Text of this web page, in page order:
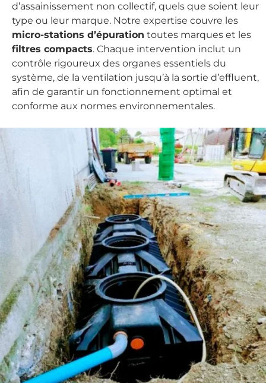
d’assainissement non collectif, quels que soient leur
type ou leur marque. Notre expertise couvre les
micro-stations d’épuration toutes marques et les
filtres compacts. Chaque intervention inclut un
contrôle rigoureux des organes essentiels du
système, de la ventilation jusqu’à la sortie d’effluent,
afin de garantir un fonctionnement optimal et
conforme aux normes environnementales.